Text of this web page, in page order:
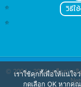
วิธีใ
© 2004 - 2024เครือข่าย
เราใช้คุกกี้เพื่อให้แน่ใ
กดเลือก OK หากคุ